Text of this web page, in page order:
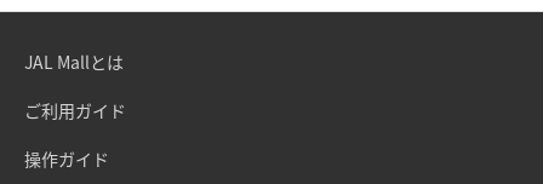
JAL Mallとは
ご利用ガイド
操作ガイド